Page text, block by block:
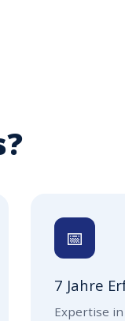
📅
7 Jahre
Expertise in